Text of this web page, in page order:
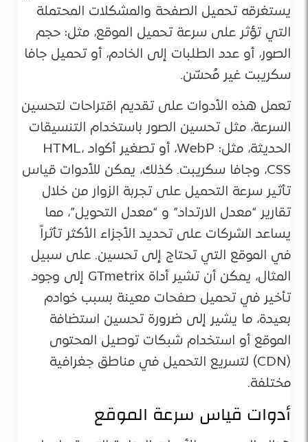
يستغرقه تحميل الصفحة والمشكلات المحتملة
التي تؤثر على سرعة تحميل الموقع، مثل: حجم
الصور، أو عدد الطلبات إلى الخادم، أو تحميل جافا
سكريبت غير مُحسّن​.
تعمل هذه الأدوات على تقديم اقتراحات لتحسين
السرعة، مثل تحسين الصور باستخدام التنسيقات
الحديثة، مثل: WebP، أو تصغير أكواد HTML،
CSS، وجافا سكريبت. كذلك، يمكن للأدوات قياس
تأثير سرعة التحميل على تجربة الزوار من خلال
تقارير “معدل الارتداد” و “معدل التحويل”، مما
يساعد الشركات على تحديد الأجزاء الأكثر تأثراً
في الموقع التي تحتاج إلى تحسين. على سبيل
المثال، يمكن أن تشير أداة GTmetrix إلى وجود
تأخير في تحميل صفحات معينة بسبب خوادم
بعيدة، ما يشير إلى ضرورة تحسين استضافة
الموقع أو استخدام شبكات توصيل المحتوى
(CDN) لتسريع التحميل في مناطق جغرافية
مختلفة​.
أدوات قياس سرعة الموقع